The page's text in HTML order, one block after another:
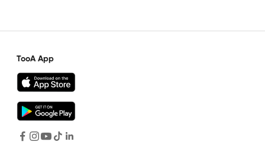
TooA App